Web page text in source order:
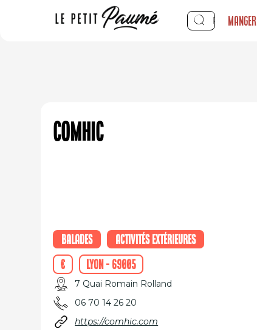
Manger
ComhiC
Balades
Activités extérieures
€
Lyon - 69005
7 Quai Romain Rolland
06 70 14 26 20
https://comhic.com